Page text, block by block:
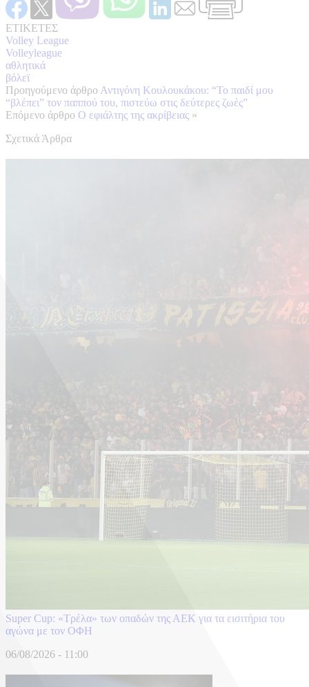
ΕΤΙΚΕΤΕΣ
Volley League
Volleyleague
αθλητικά
βόλεϊ
Προηγούμενο άρθρο Αντιγόνη Κουλουκάκου: “Το παιδί μου
“βλέπει” τον παππού του, πιστεύω στις δεύτερες ζωές”
Επόμενο άρθρο Ο εφιάλτης της ακρίβειας »
Σχετικά Άρθρα
Super Cup: «Τρέλα» των οπαδών της ΑΕΚ για τα εισιτήρια του
αγώνα με τον ΟΦΗ
06/08/2026 - 11:00